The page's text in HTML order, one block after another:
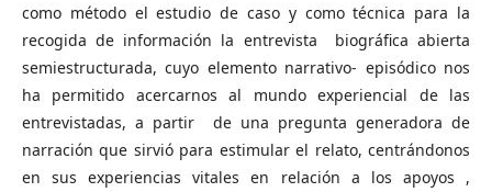
como método el estudio de caso y como técnica para la
recogida de información la entrevista biográfica abierta
semiestructurada, cuyo elemento narrativo- episódico nos
ha permitido acercarnos al mundo experiencial de las
entrevistadas, a partir de una pregunta generadora de
narración que sirvió para estimular el relato, centrándonos
en sus experiencias vitales en relación a los apoyos ,